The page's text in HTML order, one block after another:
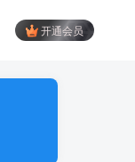
开通会员